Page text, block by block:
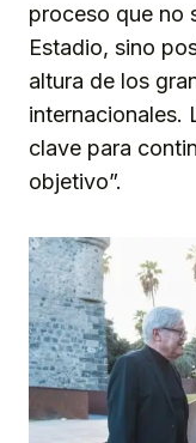
proceso que no
Estadio, sino
altura de los
internacionales.
clave para
objetivo”.